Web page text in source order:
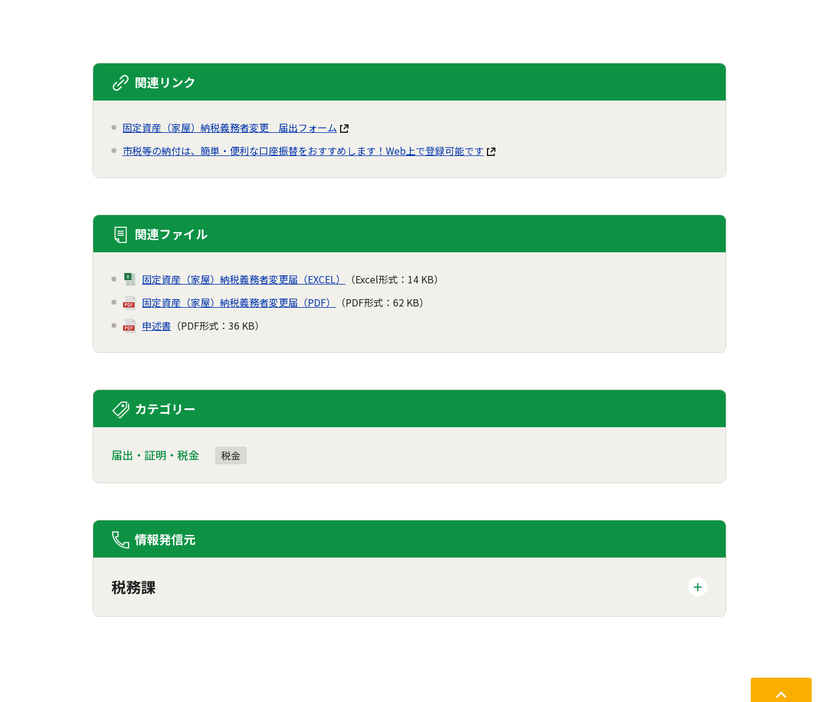
関連リンク
固定資産（家屋）納税義務者変更 届出フォーム
市税等の納付は、簡単・便利な口座振替をおすすめします！Web上で登録可能です
関連ファイル
固定資産（家屋）納税義務者変更届（EXCEL）
（Excel形式：14 KB）
固定資産（家屋）納税義務者変更届（PDF）
（PDF形式：62 KB）
申述書 （PDF形式：36 KB）
カテゴリー
届出・証明・税金 税金
情報発信元
税務課